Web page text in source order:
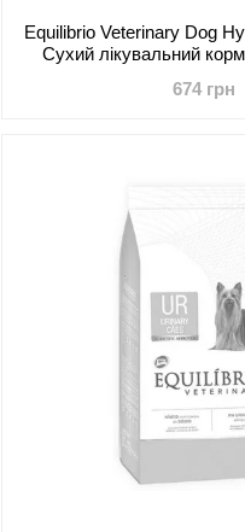
Equilibrio Veterinary Dog
Сухий лікувальний
шлункових
674 грн